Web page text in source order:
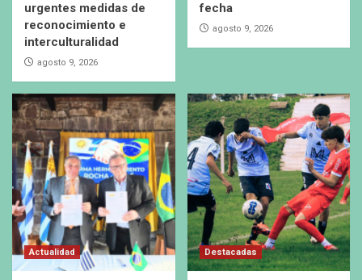
urgentes medidas de
reconocimiento e
interculturalidad
agosto 9, 2026
fecha
agosto 9, 2026
Actualidad Destacadas